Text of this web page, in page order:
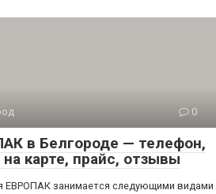
0
в Белгороде — телефон,
карте, прайс, отзывы
ЕВРОПАК занимается следующими видами